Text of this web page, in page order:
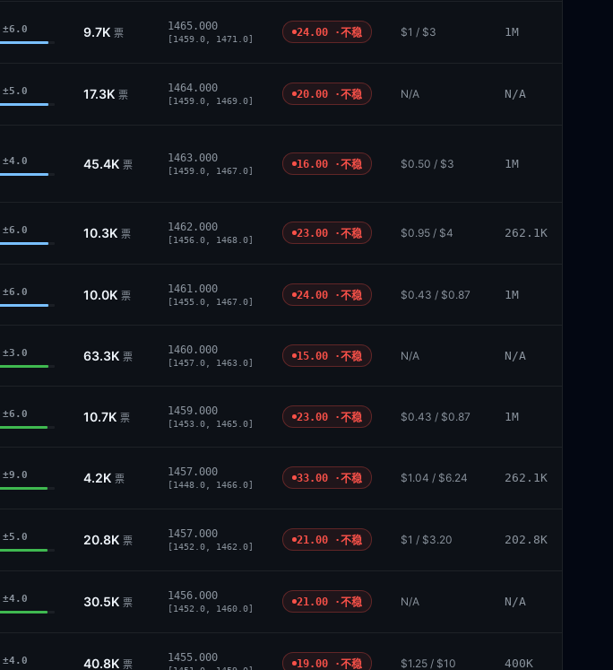
±6.0 9.7K 票
1465.000
[1459.0, 1471.0]
24.00 ·不稳 $1 / $3 1M
±5.0 17.3K 票
1464.000
[1459.0, 1469.0]
20.00 ·不稳 N/A N/A
±4.0 45.4K 票
1463.000
[1459.0, 1467.0]
16.00 ·不稳 $0.50 / $3 1M
±6.0 10.3K 票
1462.000
[1456.0, 1468.0]
23.00 ·不稳 $0.95 / $4 262.1K
±6.0 10.0K 票
1461.000
[1455.0, 1467.0]
24.00 ·不稳 $0.43 / $0.87 1M
±3.0 63.3K 票
1460.000
[1457.0, 1463.0]
15.00 ·不稳 N/A N/A
±6.0 10.7K 票
1459.000
[1453.0, 1465.0]
23.00 ·不稳 $0.43 / $0.87 1M
±9.0 4.2K 票
1457.000
[1448.0, 1466.0]
33.00 ·不稳 $1.04 / $6.24 262.1K
±5.0 20.8K 票
1457.000
[1452.0, 1462.0]
21.00 ·不稳 $1 / $3.20 202.8K
±4.0 30.5K 票
1456.000
[1452.0, 1460.0]
21.00 ·不稳 N/A N/A
±4.0 40.8K 票
1455.000 19.00 ·不稳 $1.25 / $10 400K